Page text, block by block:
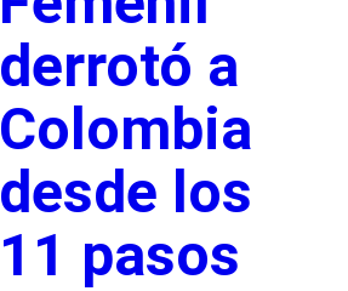
derrotó a
Colombia
desde los
11 pasos